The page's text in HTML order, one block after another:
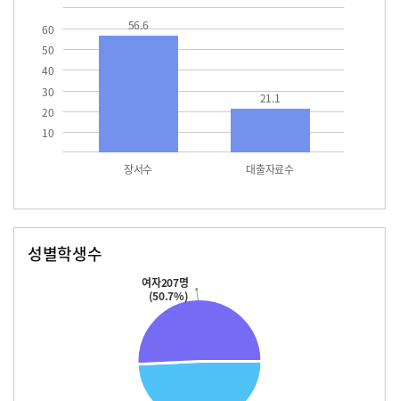
10
20
30
40
50
60
장서수 대출자료수
56.6
21.1
성별학생수
여자207명
(50.7%)